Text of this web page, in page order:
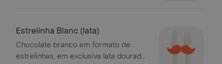
Estrelinha Blanc (lata)
Chocolate branco em formato de
estrelinhas, em exclusiva lata dourada